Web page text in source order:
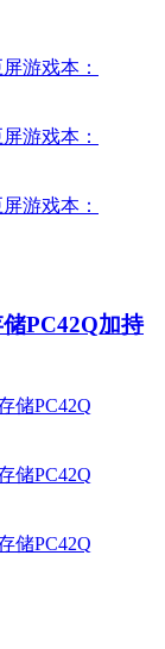
PC42Q加持